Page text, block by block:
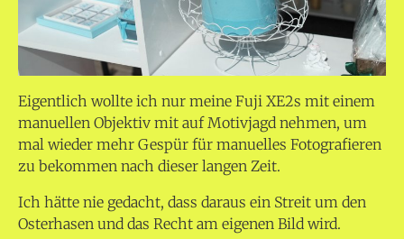
Eigentlich wollte ich nur meine Fuji XE2s mit einem
manuellen Objektiv mit auf Motivjagd nehmen, um
mal wieder mehr Gespür für manuelles Fotografieren
zu bekommen nach dieser langen Zeit.
Ich hätte nie gedacht, dass daraus ein Streit um den
Osterhasen und das Recht am eigenen Bild wird.